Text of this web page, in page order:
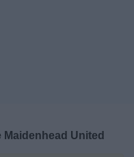
Maidenhead United